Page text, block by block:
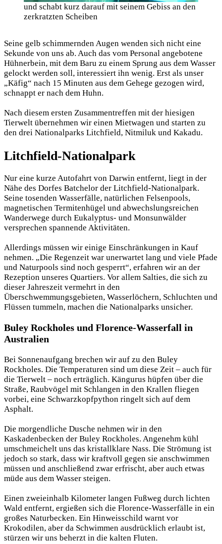
und schabt kurz darauf mit seinem Gebiss an den
zerkratzten Scheiben
Seine gelb schimmernden Augen wenden sich nicht eine
Sekunde von uns ab. Auch das vom Personal angebotene
Hühnerbein, mit dem Baru zu einem Sprung aus dem Wasser
gelockt werden soll, interessiert ihn wenig. Erst als unser
„Käfig“ nach 15 Minuten aus dem Gehege gezogen wird,
schnappt er nach dem Huhn.
Nach diesem ersten Zusammentreffen mit der hiesigen
Tierwelt übernehmen wir einen Mietwagen und starten zu
den drei Nationalparks Litchfield, Nitmiluk und Kakadu.
Litchfield-Nationalpark
Nur eine kurze Autofahrt von Darwin entfernt, liegt in der
Nähe des Dorfes Batchelor der Litchfield-Nationalpark.
Seine tosenden Wasserfälle, natürlichen Felsenpools,
magnetischen Termitenhügel und abwechslungsreichen
Wanderwege durch Eukalyptus- und Monsunwälder
versprechen spannende Aktivitäten.
Allerdings müssen wir einige Einschränkungen in Kauf
nehmen. „Die Regenzeit war unerwartet lang und viele Pfade
und Naturpools sind noch gesperrt“, erfahren wir an der
Rezeption unseres Quartiers. Vor allem Salties, die sich zu
dieser Jahreszeit vermehrt in den
Überschwemmungsgebieten, Wasserlöchern, Schluchten und
Flüssen tummeln, machen die Nationalparks unsicher.
Buley Rockholes und Florence-Wasserfall in
Australien
Bei Sonnenaufgang brechen wir auf zu den Buley
Rockholes. Die Temperaturen sind um diese Zeit – auch für
die Tierwelt – noch erträglich. Kängurus hüpfen über die
Straße, Raubvögel mit Schlangen in den Krallen fliegen
vorbei, eine Schwarzkopfpython ringelt sich auf dem
Asphalt.
Die morgendliche Dusche nehmen wir in den
Kaskadenbecken der Buley Rockholes. Angenehm kühl
umschmeichelt uns das kristallklare Nass. Die Strömung ist
jedoch so stark, dass wir kraftvoll gegen sie anschwimmen
müssen und anschließend zwar erfrischt, aber auch etwas
müde aus dem Wasser steigen.
Einen zweieinhalb Kilometer langen Fußweg durch lichten
Wald entfernt, ergießen sich die Florence-Wasserfälle in ein
großes Naturbecken. Ein Hinweisschild warnt vor
Krokodilen, aber da Schwimmen ausdrücklich erlaubt ist,
stürzen wir uns beherzt in die kalten Fluten.